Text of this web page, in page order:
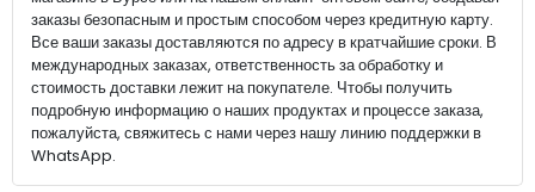
заказы безопасным и простым способом через кредитную карту.
Все ваши заказы доставляются по адресу в кратчайшие сроки. В
международных заказах, ответственность за обработку и
стоимость доставки лежит на покупателе. Чтобы получить
подробную информацию о наших продуктах и процессе заказа,
пожалуйста, свяжитесь с нами через нашу линию поддержки в
WhatsApp.